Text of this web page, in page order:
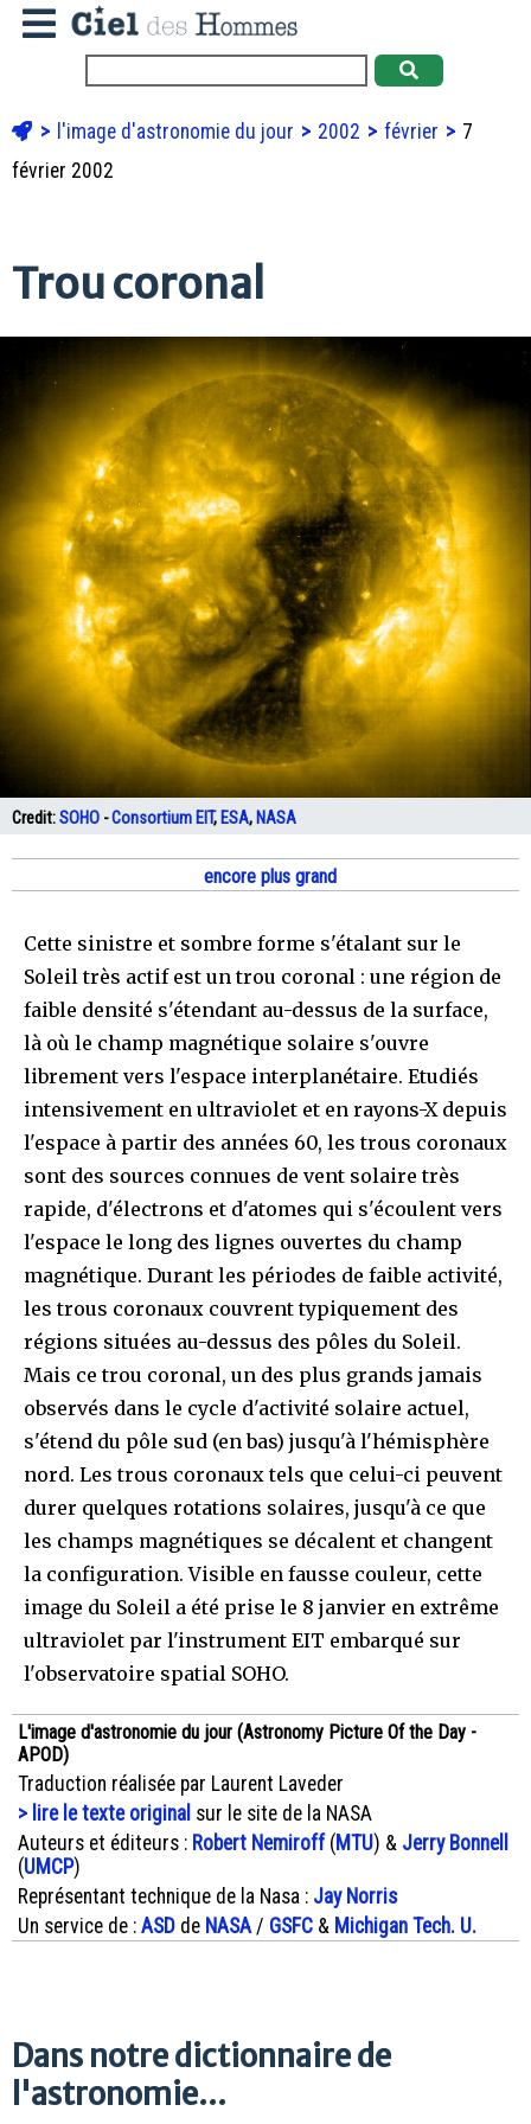
l'image d'astronomie du jour 2002 février
7
février 2002
Trou coronal
Credit:SOHO -Consortium EIT, ESA, NASA
encore plus grand
Cette sinistre et sombre forme s'étalant sur le
Soleil très actif est un trou coronal : une région de
faible densité s'étendant au-dessus de la surface,
là où le champ magnétique solaire s'ouvre
librement vers l'espace interplanétaire. Etudiés
intensivement en ultraviolet et en rayons-X depuis
l'espace à partir des années 60, les trous coronaux
sont des sources connues de vent solaire très
rapide, d'électrons et d'atomes qui s'écoulent vers
l'espace le long des lignes ouvertes du champ
magnétique. Durant les périodes de faible activité,
les trous coronaux couvrent typiquement des
régions situées au-dessus des pôles du Soleil.
Mais ce trou coronal, un des plus grands jamais
observés dans le cycle d'activité solaire actuel,
s'étend du pôle sud (en bas) jusqu'à l'hémisphère
nord. Les trous coronaux tels que celui-ci peuvent
durer quelques rotations solaires, jusqu'à ce que
les champs magnétiques se décalent et changent
la configuration. Visible en fausse couleur, cette
image du Soleil a été prise le 8 janvier en extrême
ultraviolet par l'instrument EIT embarqué sur
l'observatoire spatial SOHO.
L'image d'astronomie du jour (Astronomy Picture Of the Day -
APOD)
Traduction réalisée par Laurent Laveder
> lire le texte original sur le site de la NASA
Auteurs et éditeurs : Robert Nemiroff( MTU) & Jerry Bonnell
(UMCP)
Représentant technique de la Nasa : Jay Norris
Un service de : ASD de NASA/ GSFC & Michigan Tech. U.
Dans notre dictionnaire de
l'astronomie...